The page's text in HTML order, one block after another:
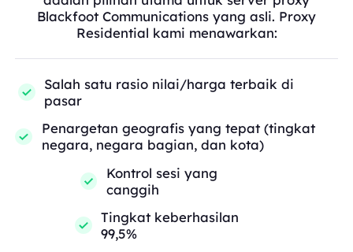
Blackfoot Communications yang asli. Proxy
Residential kami menawarkan:
Salah satu rasio nilai/harga terbaik di
pasar
Penargetan geografis yang tepat (tingkat
negara, negara bagian, dan kota)
Kontrol sesi yang
canggih
Tingkat keberhasilan
99,5%